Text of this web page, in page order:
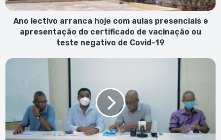
apresentação
certificado
ou
Ano lectivo arranca hoje com aulas presenciais e
apresentação do certificado de vacinação ou
teste negativo de Covid-19
USV
aumento
electricidade
ou